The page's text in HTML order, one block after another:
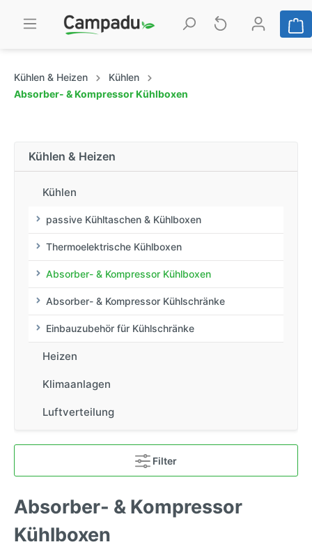
Kühlen & Heizen
Kühlen
Absorber- & Kompressor Kühlboxen
Kühlen & Heizen
Kühlen
passive Kühltaschen & Kühlboxen
Thermoelektrische Kühlboxen
Absorber- & Kompressor Kühlboxen
Absorber- & Kompressor Kühlschränke
Einbauzubehör für Kühlschränke
Heizen
Klimaanlagen
Luftverteilung
Filter
Absorber- & Kompressor
Kühlboxen